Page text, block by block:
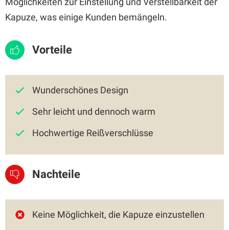
Kapuze, was einige Kunden bemängeln.
Vorteile
Wunderschönes Design
Sehr leicht und dennoch warm
Hochwertige Reißverschlüsse
Nachteile
Keine Möglichkeit, die Kapuze einzustellen